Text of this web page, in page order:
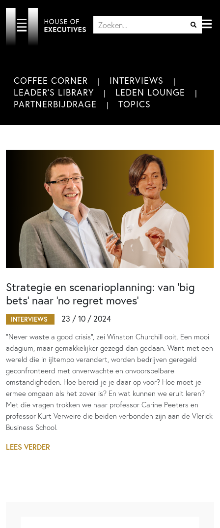
COFFEE CORNER
INTERVIEWS
LEADER'S LIBRARY
LEDEN LOUNGE
PARTNERBIJDRAGE
TOPICS
Strategie en scenarioplanning: van ‘big
bets’ naar ‘no regret moves’
INTERVIEWS 23 / 10 / 2024
“Never waste a good crisis”, zei Winston Churchill ooit. Een mooi
adagium, maar gemakkelijker gezegd dan gedaan. Want met een
wereld die in ijltempo verandert, worden bedrijven geregeld
geconfronteerd met onverwachte en onvoorspelbare
omstandigheden. Hoe bereid je je daar op voor? Hoe moet je
ermee omgaan als het zover is? En wat kunnen we eruit leren?
Met die vragen trokken we naar professor Carine Peeters en
professor Kurt Verweire die beiden verbonden zijn aan de Vlerick
Business School.
LEES VERDER